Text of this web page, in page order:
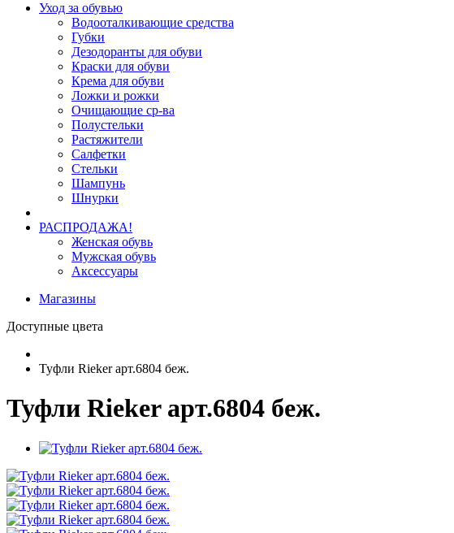
Уход за обувью
Водооталкивающие средства
Губки
Дезодоранты для обуви
Краски для обуви
Крема для обуви
Ложки и рожки
Очищающие ср-ва
Полустельки
Растяжители
Салфетки
Стельки
Шампунь
Шнурки
РАСПРОДАЖА!
Женская обувь
Мужская обувь
Аксессуары
Магазины
Доступные цвета
Туфли Rieker арт.6804 беж.
Туфли Rieker арт.6804 беж.